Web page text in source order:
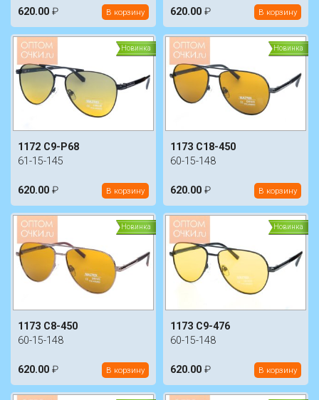
620.00 ₽ В корзину 620.00 ₽ В корзину
Новинка
1172 C9-P68
61-15-145
620.00 ₽ В корзину
Новинка
1173 C18-450
60-15-148
620.00 ₽ В корзину
Новинка
1173 C8-450
60-15-148
620.00 ₽ В корзину
Новинка
1173 C9-476
60-15-148
620.00 ₽ В корзину